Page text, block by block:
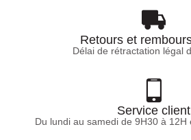
Retours et
Délai de rétractation légal
Service client
Du lundi au samedi de 9H30 à 12H